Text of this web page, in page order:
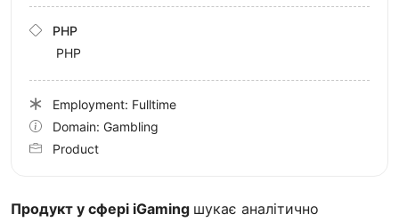
Продукт у сфері iGaming шукає аналітично
PHP
PHP
Employment: Fulltime
Domain: Gambling
Product